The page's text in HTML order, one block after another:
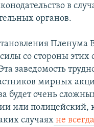
в
органов.
Пленума
со стороны
заведомость
мирных
будет очень
или полицейский,
случаях не